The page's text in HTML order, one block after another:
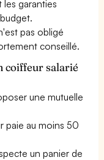
les garanties
pas obligé
conseillé.
coiffeur salarié
une mutuelle
paie au moins 50
un panier de